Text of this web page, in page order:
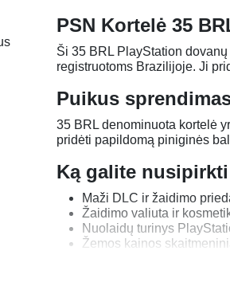
PSN Kortelė 35
Ši 35 BRL PlayStation
registruotoms Brazilijoje. Ji
Puikus
35 BRL denominuota kortelė
pridėti papildomą piniginės
Ką galite
Maži DLC ir žaidimo
Žaidimo valiuta ir
Nuolaidų turinys
Žemos kainos
Papildomas piniginės